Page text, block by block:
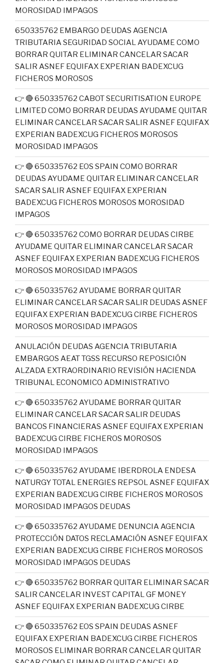
MOROSIDAD IMPAGOS
650335762 EMBARGO DEUDAS AGENCIA
TRIBUTARIA SEGURIDAD SOCIAL AYUDAME COMO
BORRAR QUITAR ELIMINAR CANCELAR SACAR
SALIR ASNEF EQUIFAX EXPERIAN BADEXCUG
FICHEROS MOROSOS
👉 🔴 650335762 CABOT SECURITISATION EUROPE
LIMITED COMO BORRAR DEUDAS AYUDAME QUITAR
ELIMINAR CANCELAR SACAR SALIR ASNEF EQUIFAX
EXPERIAN BADEXCUG FICHEROS MOROSOS
MOROSIDAD IMPAGOS
👉 🔴 650335762 EOS SPAIN COMO BORRAR
DEUDAS AYUDAME QUITAR ELIMINAR CANCELAR
SACAR SALIR ASNEF EQUIFAX EXPERIAN
BADEXCUG FICHEROS MOROSOS MOROSIDAD
IMPAGOS
👉 🔴 650335762 COMO BORRAR DEUDAS CIRBE
AYUDAME QUITAR ELIMINAR CANCELAR SACAR
ASNEF EQUIFAX EXPERIAN BADEXCUG FICHEROS
MOROSOS MOROSIDAD IMPAGOS
👉 🔴 650335762 AYUDAME BORRAR QUITAR
ELIMINAR CANCELAR SACAR SALIR DEUDAS ASNEF
EQUIFAX EXPERIAN BADEXCUG CIRBE FICHEROS
MOROSOS MOROSIDAD IMPAGOS
ANULACIÓN DEUDAS AGENCIA TRIBUTARIA
EMBARGOS AEAT TGSS RECURSO REPOSICIÓN
ALZADA EXTRAORDINARIO REVISIÓN HACIENDA
TRIBUNAL ECONOMICO ADMINISTRATIVO
👉 🔴 650335762 AYUDAME BORRAR QUITAR
ELIMINAR CANCELAR SACAR SALIR DEUDAS
BANCOS FINANCIERAS ASNEF EQUIFAX EXPERIAN
BADEXCUG CIRBE FICHEROS MOROSOS
MOROSIDAD IMPAGOS
👉 🔴 650335762 AYUDAME IBERDROLA ENDESA
NATURGY TOTAL ENERGIES REPSOL ASNEF EQUIFAX
EXPERIAN BADEXCUG CIRBE FICHEROS MOROSOS
MOROSIDAD IMPAGOS DEUDAS
👉 🔴 650335762 AYUDAME DENUNCIA AGENCIA
PROTECCIÓN DATOS RECLAMACIÓN ASNEF EQUIFAX
EXPERIAN BADEXCUG CIRBE FICHEROS MOROSOS
MOROSIDAD IMPAGOS DEUDAS
👉 🔴 650335762 BORRAR QUITAR ELIMINAR SACAR
SALIR CANCELAR INVEST CAPITAL GF MONEY
ASNEF EQUIFAX EXPERIAN BADEXCUG CIRBE
👉 🔴 650335762 EOS SPAIN DEUDAS ASNEF
EQUIFAX EXPERIAN BADEXCUG CIRBE FICHEROS
MOROSOS ELIMINAR BORRAR CANCELAR QUITAR